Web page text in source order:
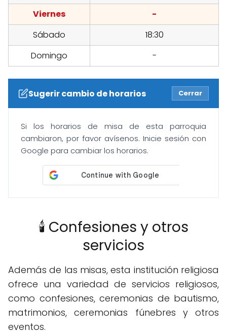
Viernes
-
Sábado
18:30
Domingo
-
Sugerir cambio de horarios Cerrar
Si los horarios de misa de esta parroquia
cambiaron, por favor avísenos. Inicie sesión con
Google para cambiar los horarios.
🕯️ Confesiones y otros
servicios
Además de las misas, esta institución religiosa
ofrece una variedad de servicios religiosos,
como confesiones, ceremonias de bautismo,
matrimonios, ceremonias fúnebres y otros
eventos.